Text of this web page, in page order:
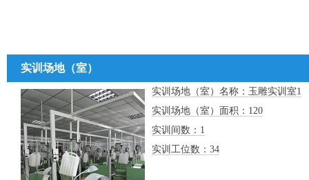
实训场地（室）
实训场地（室）名称：玉雕实训室1
实训场地（室）面积：120
实训间数：1
实训工位数：34